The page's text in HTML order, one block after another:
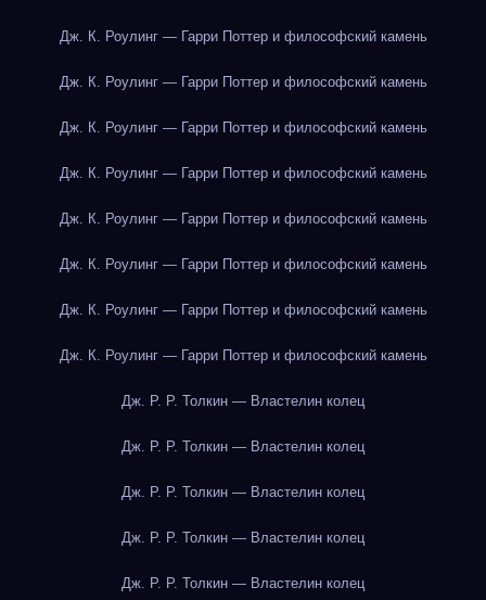
Дж. К. Роулинг — Гарри Поттер и философский камень
Дж. К. Роулинг — Гарри Поттер и философский камень
Дж. К. Роулинг — Гарри Поттер и философский камень
Дж. К. Роулинг — Гарри Поттер и философский камень
Дж. К. Роулинг — Гарри Поттер и философский камень
Дж. К. Роулинг — Гарри Поттер и философский камень
Дж. К. Роулинг — Гарри Поттер и философский камень
Дж. К. Роулинг — Гарри Поттер и философский камень
Дж. Р. Р. Толкин — Властелин колец
Дж. Р. Р. Толкин — Властелин колец
Дж. Р. Р. Толкин — Властелин колец
Дж. Р. Р. Толкин — Властелин колец
Дж. Р. Р. Толкин — Властелин колец